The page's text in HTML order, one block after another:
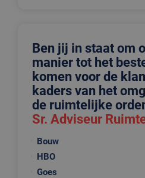
Ben jij in staat om
manier tot het
komen voor de
kaders van het
de ruimtelijke
Sr. Adviseur
Bouw
HBO
Goes